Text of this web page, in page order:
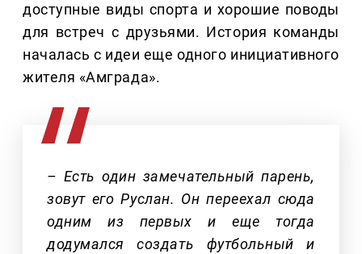
доступные виды спорта и хорошие поводы
для встреч с друзьями. История команды
началась с идеи еще одного инициативного
жителя «Амграда».
– Есть один замечательный парень,
зовут его Руслан. Он переехал сюда
одним из первых и еще тогда
додумался создать футбольный и